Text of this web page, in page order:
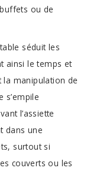
ou de
séduit les
ainsi le temps et
la manipulation de
s’empile
l’assiette
dans une
surtout si
couverts ou les